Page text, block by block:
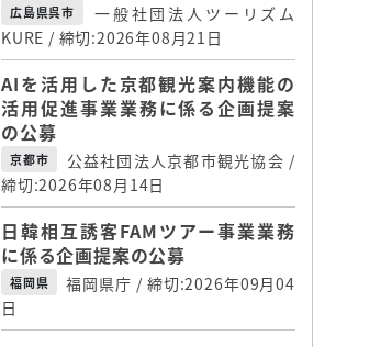
広島県呉市
一般社団法人ツーリズム
KURE / 締切:2026年08月21日
AIを活用した京都観光案内機能の
活用促進事業業務に係る企画提案
の公募
京都市
公益社団法人京都市観光協会 /
締切:2026年08月14日
日韓相互誘客FAMツアー事業業務
に係る企画提案の公募
福岡県
福岡県庁 / 締切:2026年09月04
日